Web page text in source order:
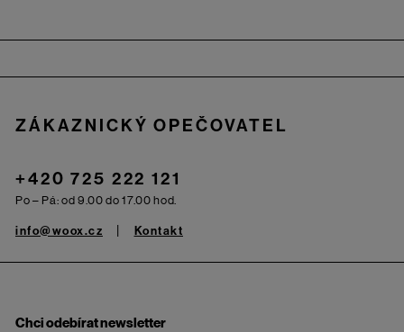
ZÁKAZNICKÝ OPEČOVATEL
+420 725 222 121
Po – Pá: od 9.00 do 17.00 hod.
info@woox.cz Kontakt
Chci odebírat newsletter